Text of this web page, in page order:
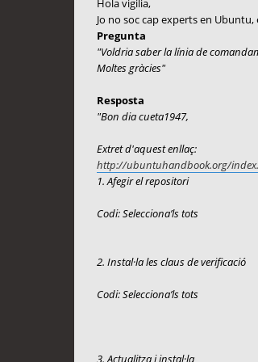
Hola vigilia,
Jo no soc cap experts en
Pregunta
"Voldria saber la línia de
Moltes gràcies"
Resposta
"Bon dia cueta1947,
Extret d'aquest enllaç:
http://ubuntuhandbook.org/
1. Afegir el repositori
Codi: Selecciona’ls tots
2. Instal·la les claus de verificació
Codi: Selecciona’ls tots
3. Actualitza i instal·la